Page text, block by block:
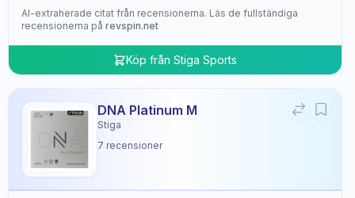
AI-extraherade citat från recensionerna. Läs de fullständiga
recensionerna på revspin.net
Köp från Stiga Sports
DNA Platinum M
Stiga
7 recensioner